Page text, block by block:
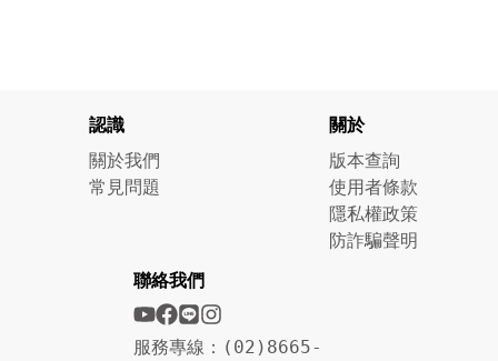
認識
關於我們
常見問題
關於
版本查詢
使用者條款
隱私權政策
防詐騙聲明
聯絡我們
服務專線：(02)8665-